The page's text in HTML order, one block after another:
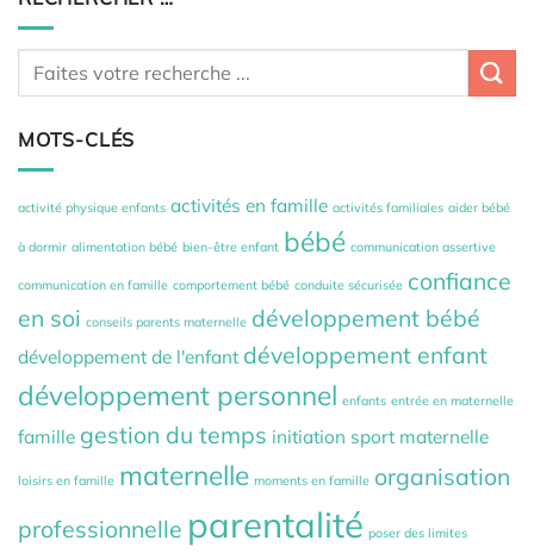
MOTS-CLÉS
activité physique enfants activités en famille activités familiales aider bébé
à dormir alimentation bébé bien-être enfant bébé communication assertive
communication en famille comportement bébé conduite sécurisée confiance
en soi conseils parents maternelle développement bébé
développement de l'enfant développement enfant
développement personnel enfants entrée en maternelle
famille gestion du temps initiation sport maternelle
loisirs en famille maternelle moments en famille organisation
professionnelle parentalité poser des limites